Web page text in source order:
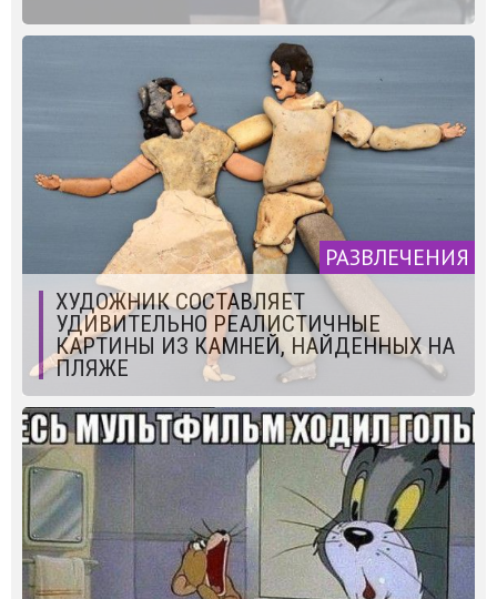
РАЗВЛЕЧЕНИЯ
ХУДОЖНИК СОСТАВЛЯЕТ
УДИВИТЕЛЬНО РЕАЛИСТИЧНЫЕ
КАРТИНЫ ИЗ КАМНЕЙ, НАЙДЕННЫХ НА
ПЛЯЖЕ